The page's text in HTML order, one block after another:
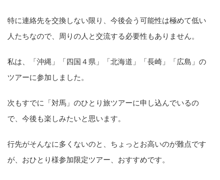
特に連絡先を交換しない限り、今後会う可能性は極めて低い
人たちなので、周りの人と交流する必要性もありません。
私は、「沖縄」「四国４県」「北海道」「長崎」「広島」の
ツアーに参加しました。
次もすでに「対馬」のひとり旅ツアーに申し込んでいるの
で、今後も楽しみたいと思います。
行先がそんなに多くないのと、ちょっとお高いのが難点です
が、おひとり様参加限定ツアー、おすすめです。